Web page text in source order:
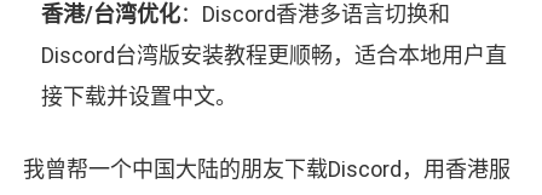
香港/台湾优化：Discord香港多语言切换和
Discord台湾版安装教程更顺畅，适合本地用户直
接下载并设置中文。
我曾帮一个中国大陆的朋友下载Discord，用香港服